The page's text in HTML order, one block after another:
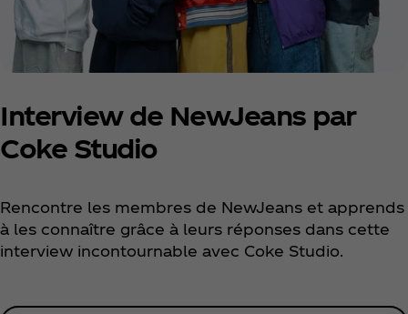
Interview de NewJeans par
Coke Studio
Rencontre les membres de NewJeans et apprends
à les connaître grâce à leurs réponses dans cette
interview incontournable avec Coke Studio.